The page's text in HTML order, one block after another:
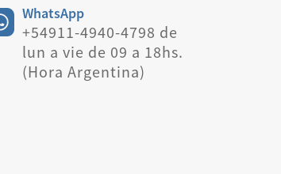
WhatsApp
+54911-4940-4798 de
lun a vie de 09 a 18hs.
(Hora Argentina)